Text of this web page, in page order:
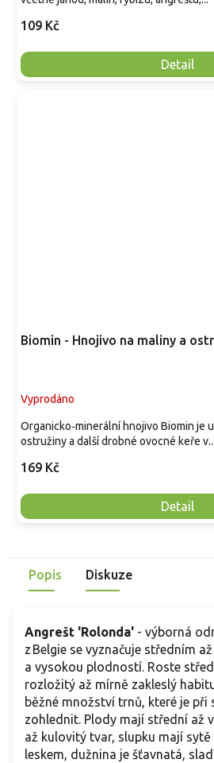
109 Kč
Detail
Biomin - Hnojivo na maliny a
Vyprodáno
169 Kč
Detail
Organicko‑minerální hnojivo Biomin je
ostružiny a další drobné ovocné keře v...
Popis Diskuze
Angrešt 'Rolonda' - výborná
z Belgie se vyznačuje středním
a vysokou plodností. Roste
rozložitý až mírně zakleslý
běžné množství trnů, které je při
zohlednit. Plody mají střední až
až kulovitý tvar, slupku mají sytě
leskem, dužnina je šťavnatá,